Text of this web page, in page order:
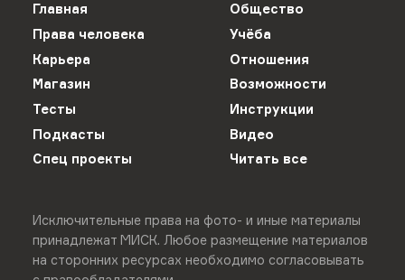
Главная
Общество
Права человека
Учёба
Карьера
Отношения
Магазин
Возможности
Тесты
Инструкции
Подкасты
Видео
Спец проекты
Читать все
Исключительные права на фото- и иные материалы
принадлежат МИСК. Любое размещение материалов
на сторонних ресурсах необходимо согласовывать